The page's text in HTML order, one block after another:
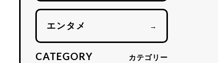
エンタメ →
CATEGORY カテゴリー